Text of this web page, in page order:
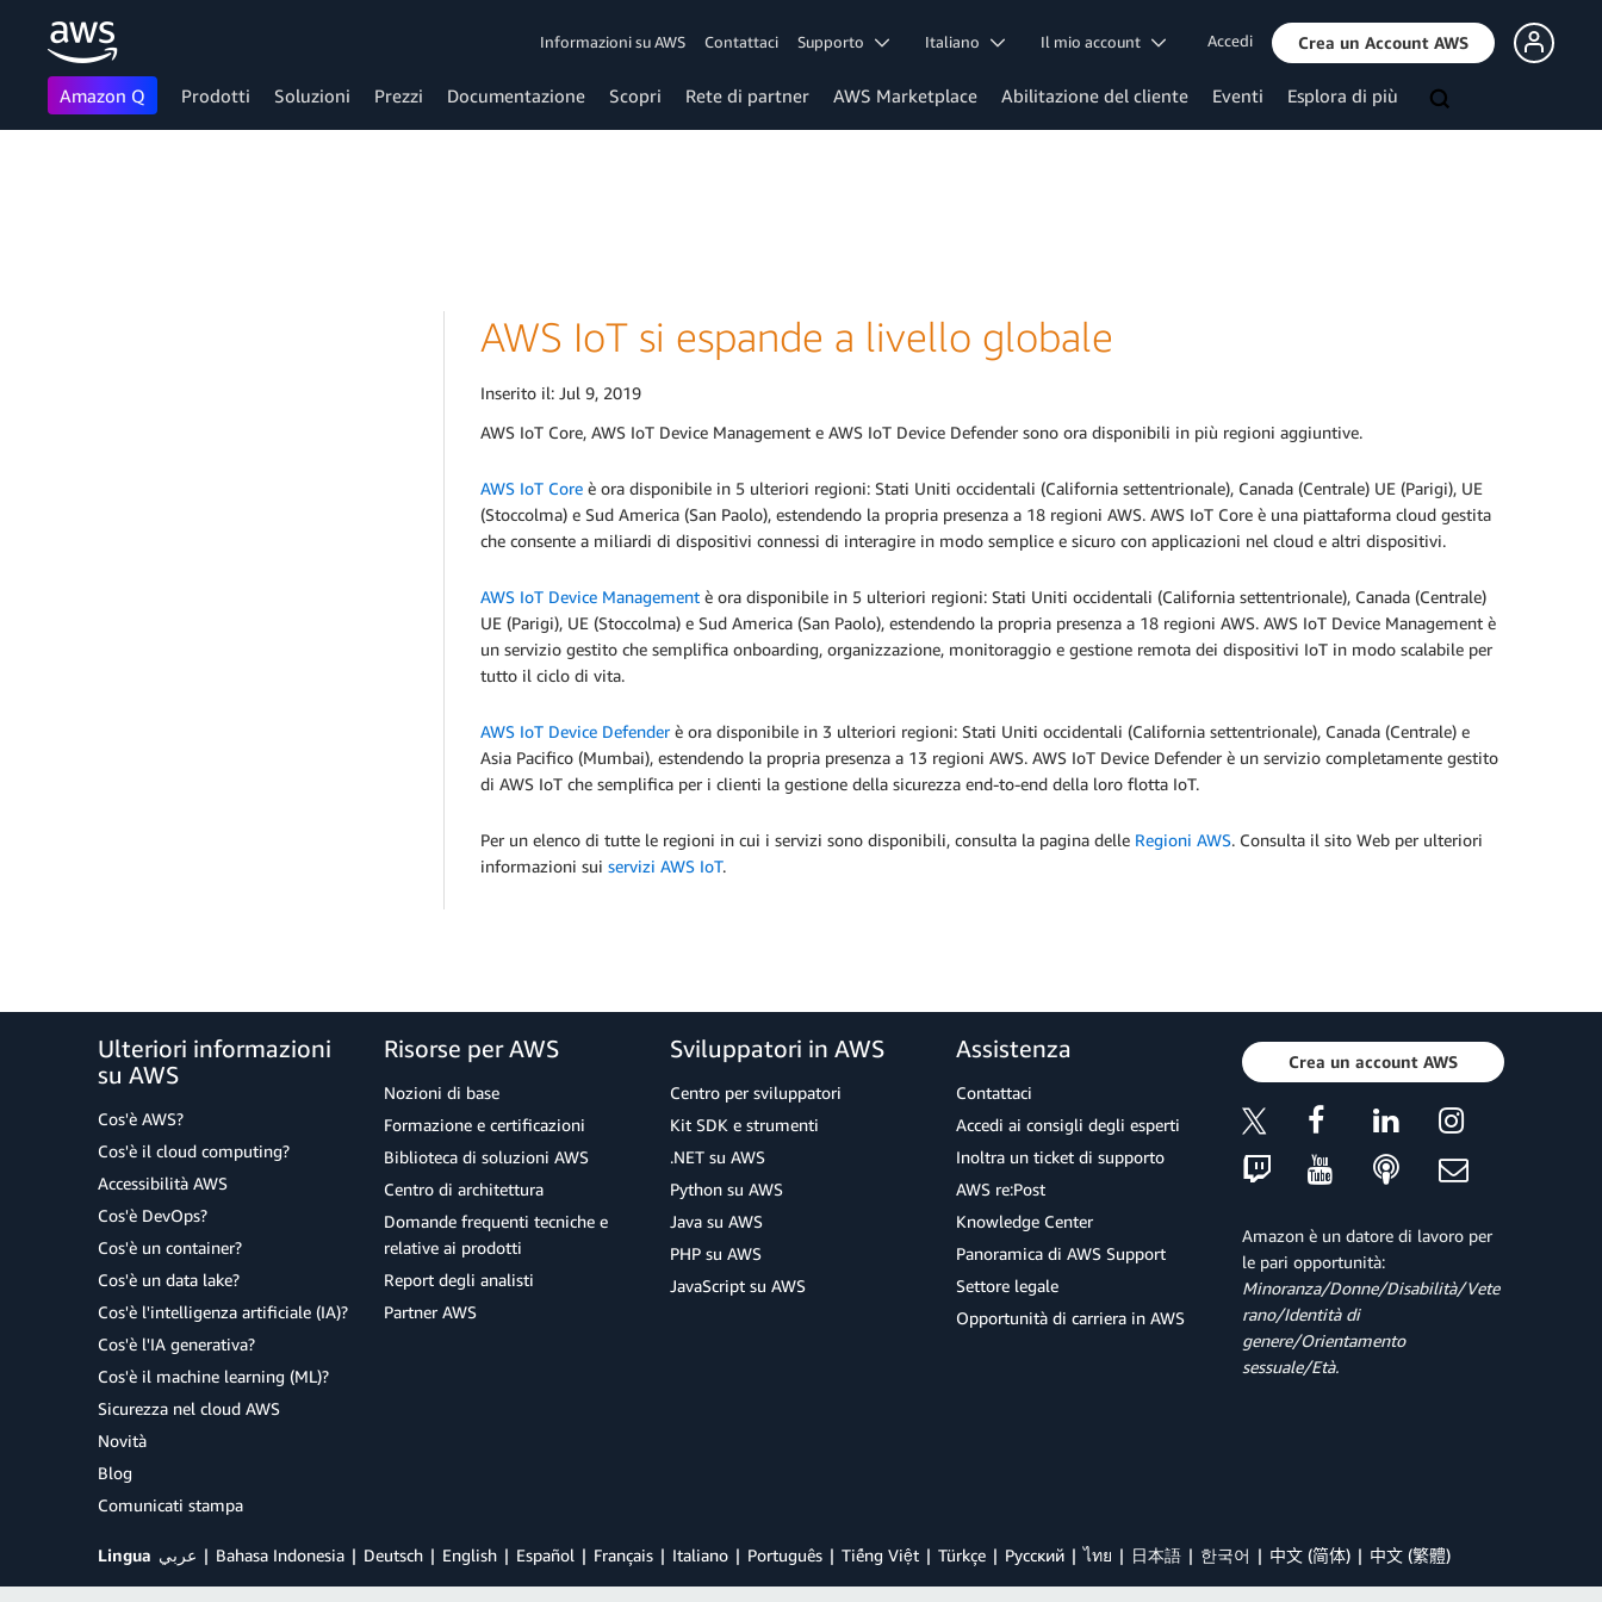
Informazioni su AWS Contattaci Supporto Italiano Il mio account Accedi Crea un Account AWS
Amazon Q Prodotti Soluzioni Prezzi Documentazione Scopri Rete di partner AWS Marketplace Abilitazione del cliente Eventi Esplora di più
AWS IoT si espande a livello globale
Inserito il: Jul 9, 2019
AWS IoT Core, AWS IoT Device Management e AWS IoT Device Defender sono ora disponibili in più regioni aggiuntive.
AWS IoT Core è ora disponibile in 5 ulteriori regioni: Stati Uniti occidentali (California settentrionale), Canada (Centrale) UE (Parigi), UE
(Stoccolma) e Sud America (San Paolo), estendendo la propria presenza a 18 regioni AWS. AWS IoT Core è una piattaforma cloud gestita
che consente a miliardi di dispositivi connessi di interagire in modo semplice e sicuro con applicazioni nel cloud e altri dispositivi.
AWS IoT Device Management è ora disponibile in 5 ulteriori regioni: Stati Uniti occidentali (California settentrionale), Canada (Centrale)
UE (Parigi), UE (Stoccolma) e Sud America (San Paolo), estendendo la propria presenza a 18 regioni AWS. AWS IoT Device Management è
un servizio gestito che semplifica onboarding, organizzazione, monitoraggio e gestione remota dei dispositivi IoT in modo scalabile per
tutto il ciclo di vita.
AWS IoT Device Defenderè ora disponibile in 3 ulteriori regioni: Stati Uniti occidentali (California settentrionale), Canada (Centrale) e
Asia Pacifico (Mumbai), estendendo la propria presenza a 13 regioni AWS. AWS IoT Device Defender è un servizio completamente gestito
di AWS IoT che semplifica per i clienti la gestione della sicurezza end-to-end della loro flotta IoT.
Per un elenco di tutte le regioni in cui i servizi sono disponibili, consulta la pagina delle Regioni AWS. Consulta il sito Web per ulteriori
informazioni sui servizi AWS IoT.
Ulteriori informazioni
su AWS
Cos'è AWS?
Cos'è il cloud computing?
Accessibilità AWS
Cos'è DevOps?
Cos'è un container?
Cos'è un data lake?
Cos'è l'intelligenza artificiale (IA)?
Cos'è l'IA generativa?
Cos'è il machine learning (ML)?
Sicurezza nel cloud AWS
Novità
Blog
Comunicati stampa
Risorse per AWS
Nozioni di base
Formazione e certificazioni
Biblioteca di soluzioni AWS
Centro di architettura
Domande frequenti tecniche e
relative ai prodotti
Report degli analisti
Partner AWS
Sviluppatori in AWS
Centro per sviluppatori
Kit SDK e strumenti
.NET su AWS
Python su AWS
Java su AWS
PHP su AWS
JavaScript su AWS
Assistenza
Contattaci
Accedi ai consigli degli esperti
Inoltra un ticket di supporto
AWS re:Post
Knowledge Center
Panoramica di AWS Support
Settore legale
Opportunità di carriera in AWS
Crea un account AWS
Amazon è un datore di lavoro per
le pari opportunità:
Minoranza/Donne/Disabilità/Vete
rano/Identità di
genere/Orientamento
sessuale/Età.
Lingua عربي Bahasa Indonesia Deutsch English Español Français Italiano Português Tiếng Việt Türkçe Ρусский ไทย 日本語 한국어 中文 (简体) 中文 (繁體)